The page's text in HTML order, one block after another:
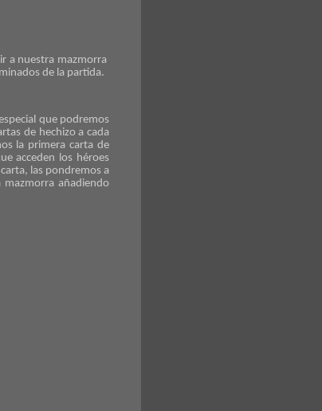
a nuestra mazmorra
de la partida.
que podremos
de hechizo a cada
la primera carta de
acceden los héroes
las pondremos a
añadiendo